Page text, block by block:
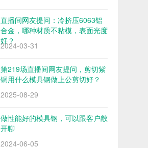
直播间网友提问：冷挤压6063铝
合金，哪种材质不粘模，表面光度
好？
2024-03-31
第219场直播间网友提问，剪切紫
铜用什么模具钢做上公剪切好？
2025-08-29
做性能好的模具钢，可以跟客户敞
开聊
2024-06-05